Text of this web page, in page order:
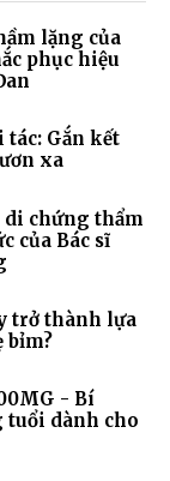
lặng của
phục hiệu
tác: Gắn kết
xa
di chứng thẩm
của Bác sĩ
trở thành lựa
bỉm?
- Bí
tuổi dành cho